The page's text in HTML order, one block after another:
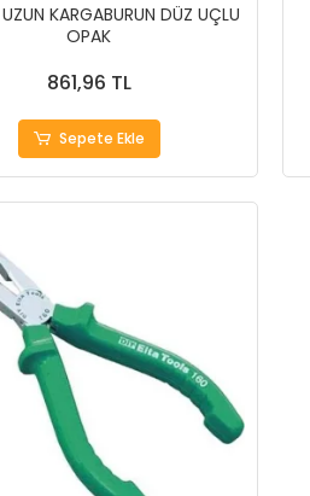
KARGABURUN DÜZ UÇLU
OPAK
861,96 TL
Sepete Ekle